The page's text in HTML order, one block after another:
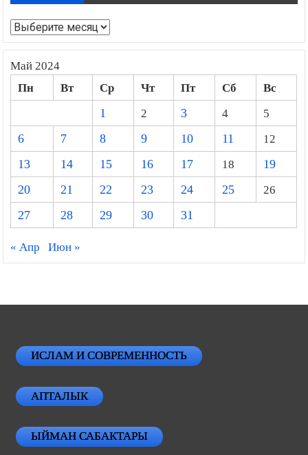
Архивы
Май 2024
Пн Вт Ср Чт Пт Сб
Вс
1
2 3 4
5
6
7 8 9 10 11
12
13
14 15 16 17 18
19
20
21 22 23 24 25
26
27
28 29 30 31
« Апр Июн »
ИСЛАМ И СОВРЕМЕННОСТЬ
АПТАЛЫК
ЫЙМАН САБАКТАРЫ